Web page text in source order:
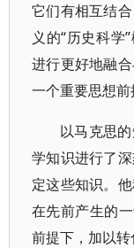
它们有相互结
义的“历史科学
进行更好地融
一个重要思想前
以马克思
学知识进行了
定这些知识。
在先前产生的
前提下，加以转